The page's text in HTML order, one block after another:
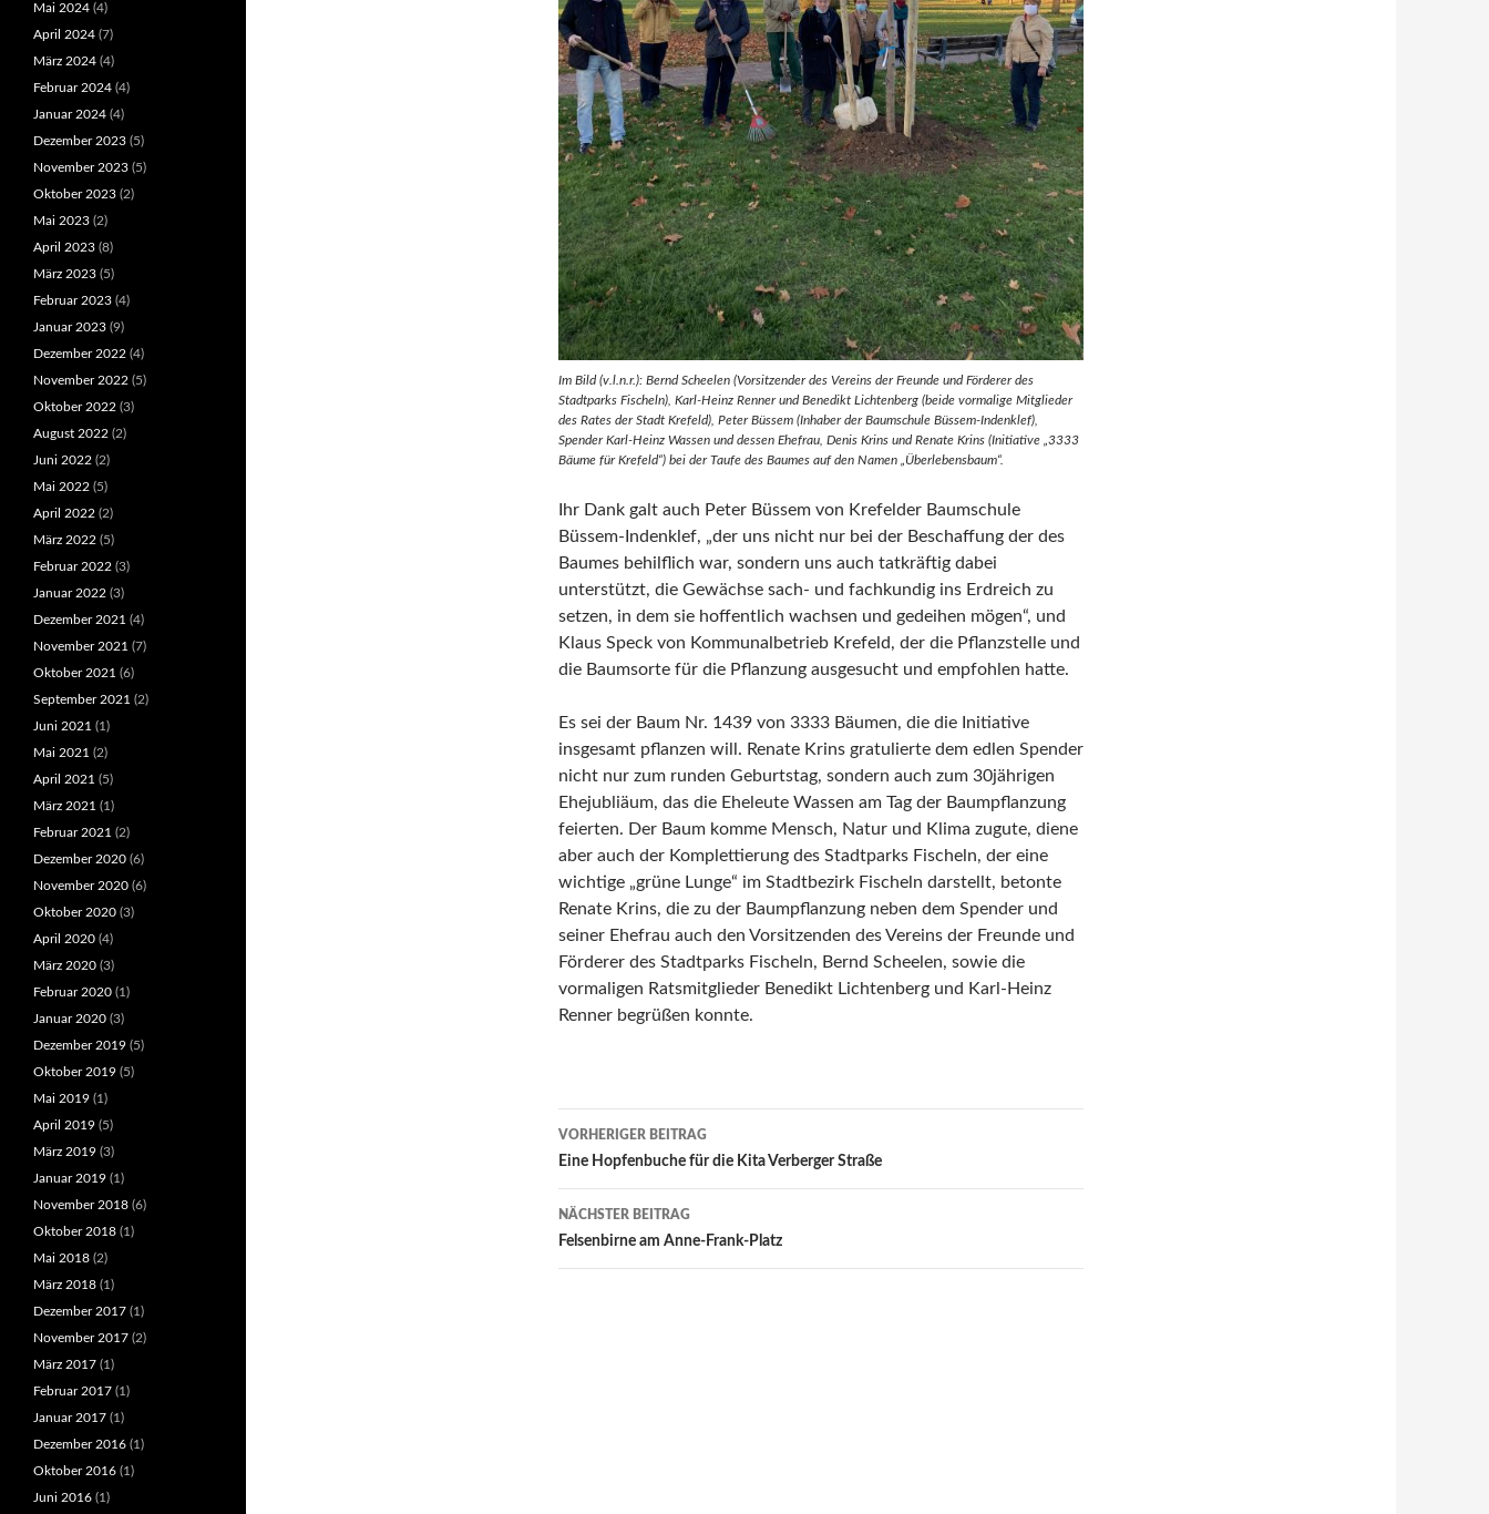
Im Bild (v.l.n.r.): Bernd Scheelen (Vorsitzender des Vereins der Freunde und Förderer des
Stadtparks Fischeln), Karl-Heinz Renner und Benedikt Lichtenberg (beide vormalige Mitglieder
des Rates der Stadt Krefeld), Peter Büssem (Inhaber der Baumschule Büssem-Indenklef),
Spender Karl-Heinz Wassen und dessen Ehefrau, Denis Krins und Renate Krins (Initiative „3333
Bäume für Krefeld“) bei der Taufe des Baumes auf den Namen „Überlebensbaum“.
Ihr Dank galt auch Peter Büssem von Krefelder Baumschule
Büssem-Indenklef, „der uns nicht nur bei der Beschaffung der des
Baumes behilflich war, sondern uns auch tatkräftig dabei
unterstützt, die Gewächse sach- und fachkundig ins Erdreich zu
setzen, in dem sie hoffentlich wachsen und gedeihen mögen“, und
Klaus Speck von Kommunalbetrieb Krefeld, der die Pflanzstelle und
die Baumsorte für die Pflanzung ausgesucht und empfohlen hatte.
Es sei der Baum Nr. 1439 von 3333 Bäumen, die die Initiative
insgesamt pflanzen will. Renate Krins gratulierte dem edlen Spender
nicht nur zum runden Geburtstag, sondern auch zum 30jährigen
Ehejubliäum, das die Eheleute Wassen am Tag der Baumpflanzung
feierten. Der Baum komme Mensch, Natur und Klima zugute, diene
aber auch der Komplettierung des Stadtparks Fischeln, der eine
wichtige „grüne Lunge“ im Stadtbezirk Fischeln darstellt, betonte
Renate Krins, die zu der Baumpflanzung neben dem Spender und
seiner Ehefrau auch den Vorsitzenden des Vereins der Freunde und
Förderer des Stadtparks Fischeln, Bernd Scheelen, sowie die
vormaligen Ratsmitglieder Benedikt Lichtenberg und Karl-Heinz
Renner begrüßen konnte.
Beitrags-
Navigation
VORHERIGER BEITRAG
Eine Hopfenbuche für die Kita Verberger Straße
NÄCHSTER BEITRAG
Felsenbirne am Anne-Frank-Platz
Mai 2024 (4)
April 2024 (7)
März 2024 (4)
Februar 2024 (4)
Januar 2024 (4)
Dezember 2023 (5)
November 2023 (5)
Oktober 2023 (2)
Mai 2023 (2)
April 2023 (8)
März 2023 (5)
Februar 2023 (4)
Januar 2023 (9)
Dezember 2022 (4)
November 2022 (5)
Oktober 2022 (3)
August 2022 (2)
Juni 2022 (2)
Mai 2022 (5)
April 2022 (2)
März 2022 (5)
Februar 2022 (3)
Januar 2022 (3)
Dezember 2021 (4)
November 2021 (7)
Oktober 2021 (6)
September 2021 (2)
Juni 2021 (1)
Mai 2021 (2)
April 2021 (5)
März 2021 (1)
Februar 2021 (2)
Dezember 2020 (6)
November 2020 (6)
Oktober 2020 (3)
April 2020 (4)
März 2020 (3)
Februar 2020 (1)
Januar 2020 (3)
Dezember 2019 (5)
Oktober 2019 (5)
Mai 2019 (1)
April 2019 (5)
März 2019 (3)
Januar 2019 (1)
November 2018 (6)
Oktober 2018 (1)
Mai 2018 (2)
März 2018 (1)
Dezember 2017 (1)
November 2017 (2)
März 2017 (1)
Februar 2017 (1)
Januar 2017 (1)
Dezember 2016 (1)
Oktober 2016 (1)
Juni 2016 (1)